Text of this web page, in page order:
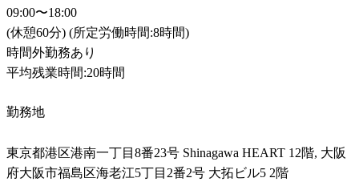
09:00〜18:00
(休憩60分) (所定労働時間:8時間)
時間外勤務あり
平均残業時間:20時間
勤務地
東京都港区港南一丁目8番23号 Shinagawa HEART 12階, 大阪
府大阪市福島区海老江5丁目2番2号 大拓ビル5 2階